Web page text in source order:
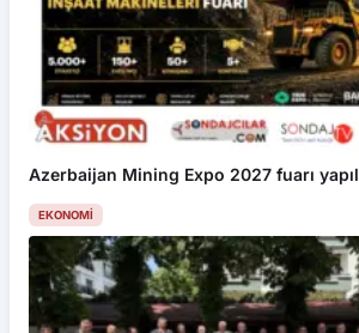
Azerbaijan Mining Expo 2027 fuarı
EKONOMI